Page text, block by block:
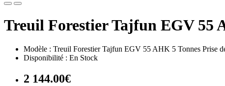
Treuil Forestier Tajfun EGV 55
Modèle : Treuil Forestier Tajfun EGV 55 AHK 5 Tonnes Prise
Disponibilité : En Stock
2 144.00€